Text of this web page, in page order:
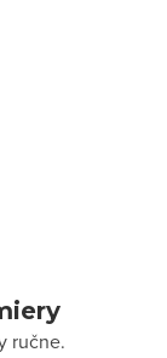
ručne.